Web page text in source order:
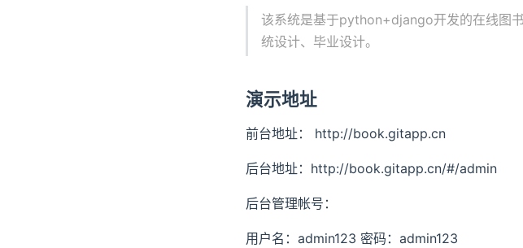
该系统是基于python+django开发的在线图
统设计、毕业设计。
演示地址
前台地址： http://book.gitapp.cn
后台地址：http://book.gitapp.cn/#/admin
后台管理帐号：
用户名：admin123 密码：admin123